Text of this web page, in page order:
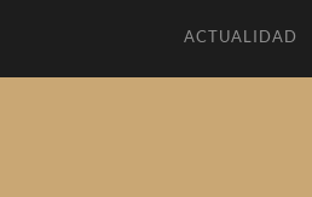
ACTUALIDAD